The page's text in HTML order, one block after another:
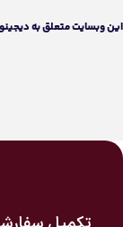
اين وبسايت متعلق به